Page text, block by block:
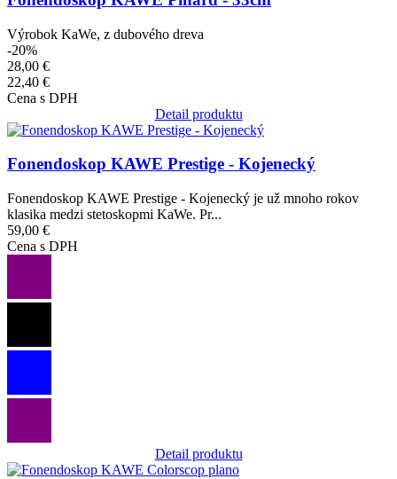
Výrobok KaWe, z dubového dreva
-20%
28,00 €
22,40 €
Cena s DPH
Detail produktu
Obrázok
Fonendoskop KAWE Prestige - Kojenecký
Fonendoskop KAWE Prestige - Kojenecký je už mnoho rokov
klasika medzi stetoskopmi KaWe. Pr...
59,00 €
Cena s DPH
Detail produktu
Obrázok